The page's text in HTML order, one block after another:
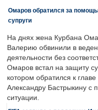
Омаров обратился за
супруги
На днях жена Курбана
Валерию обвинили в
деятельности без
Омаров встал на защиту
котором обратился к
Александру Бастрыкину с
ситуации.